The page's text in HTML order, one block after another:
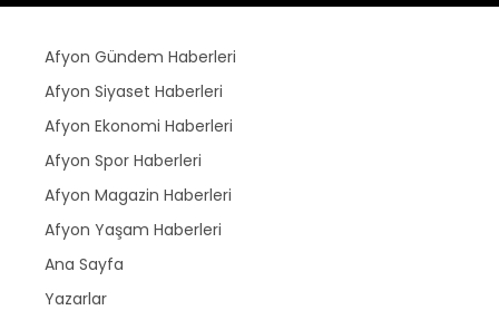
Afyon Gündem Haberleri
Afyon Siyaset Haberleri
Afyon Ekonomi Haberleri
Afyon Spor Haberleri
Afyon Magazin Haberleri
Afyon Yaşam Haberleri
Ana Sayfa
Yazarlar